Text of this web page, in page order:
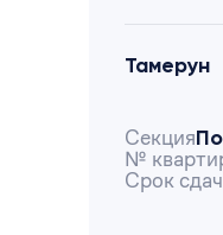
Тамерун
Секция
№
Срок